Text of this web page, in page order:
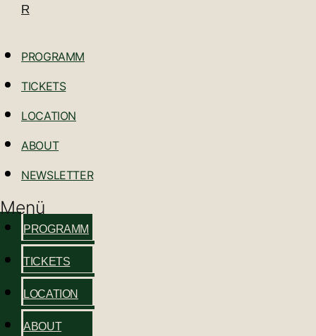
R
PROGRAMM
TICKETS
LOCATION
ABOUT
NEWSLETTER
Menü
PROGRAMM
TICKETS
LOCATION
ABOUT